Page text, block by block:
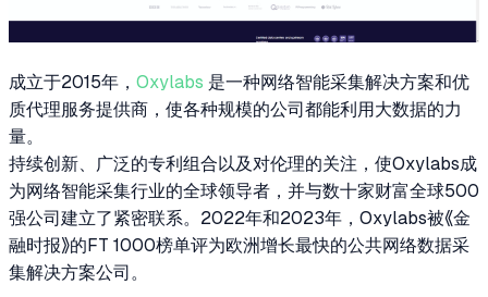
成立于2015年， Oxylabs 是一种网络智能采集解决方案和优
质代理服务提供商，使各种规模的公司都能利用大数据的力
量。
持续创新、广泛的专利组合以及对伦理的关注，使Oxylabs成
为网络智能采集行业的全球领导者，并与数十家财富全球500
强公司建立了紧密联系。2022年和2023年，Oxylabs被《金
融时报》的FT 1000榜单评为欧洲增长最快的公共网络数据采
集解决方案公司。